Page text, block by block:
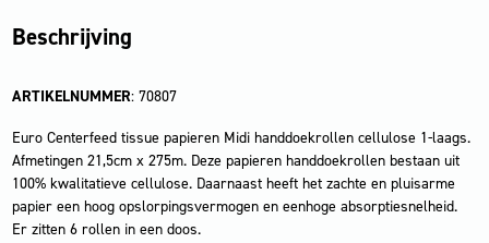
Beschrijving
ARTIKELNUMMER: 70807
Euro Centerfeed tissue papieren Midi handdoekrollen cellulose 1-laags.
Afmetingen 21,5cm x 275m. Deze papieren handdoekrollen bestaan uit
100% kwalitatieve cellulose. Daarnaast heeft het zachte en pluisarme
papier een hoog opslorpingsvermogen en eenhoge absorptiesnelheid.
Er zitten 6 rollen in een doos.